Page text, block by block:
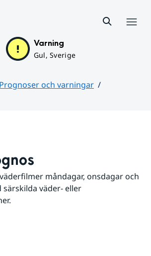
Varning
Gul, Sverige
Prognoser och varningar
måndagar, onsdagar och
särskilda väder- eller